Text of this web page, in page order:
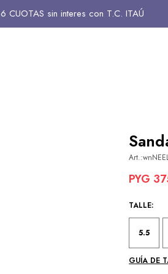
6 CUOTAS sin interes con T.C. ITAÚ
PYG
TALLE:
5.5
GUÍA DE